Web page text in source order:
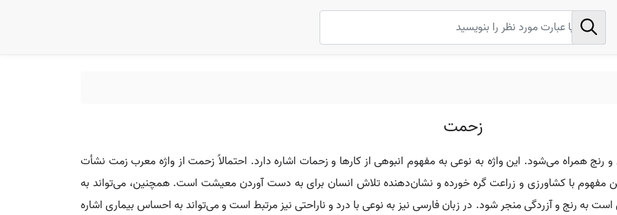
زحمت
همراه می‌شود. این واژه به نوعی به مفهوم انبوهی از کارها و زحمات اشاره دارد. احتمالاً زحمت از واژه معرب زمت نشأت
مفهوم با کشاورزی و زراعت گره خورده و نشان‌دهنده تلاش انسان برای به دست آوردن معیشت است. همچنین، می‌تواند به
است به رنج و آزردگی منجر شود. در زبان فارسی نیز به نوعی با درد و ناراحتی نیز مرتبط است و می‌تواند به احساس بیماری اشاره